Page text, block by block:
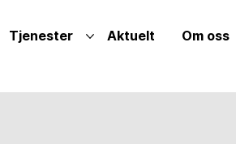
Tjenester Aktuelt Om oss